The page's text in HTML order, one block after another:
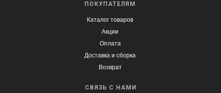
ПОКУПАТЕЛЯМ
Каталог товаров
Акции
Оплата
Доставка и сборка
Возврат
СВЯЗЬ С НАМИ